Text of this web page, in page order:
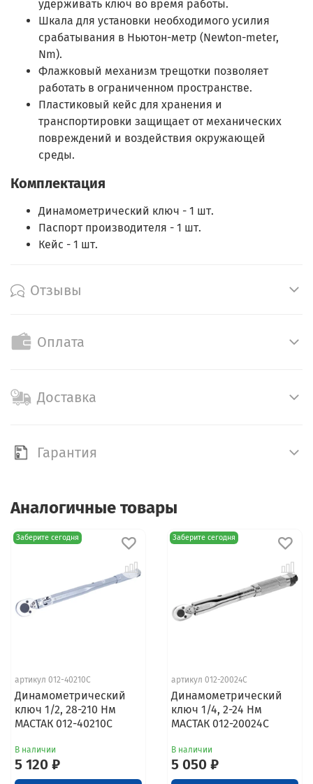
удерживать ключ во время работы.
Шкала для установки необходимого усилия
срабатывания в Ньютон-метр (Newton-meter,
Nm).
Флажковый механизм трещотки позволяет
работать в ограниченном пространстве.
Пластиковый кейс для хранения и
транспортировки защищает от механических
повреждений и воздействия окружающей
среды.
Комплектация
Динамометрический ключ - 1 шт.
Паспорт производителя - 1 шт.
Кейс - 1 шт.
Отзывы
Оплата
Доставка
Гарантия
Аналогичные товары
Заберите сегодня
артикул 012-40210C
Динамометрический
ключ 1/2, 28-210 Нм
МАСТАК 012-40210C
В наличии
5 120 ₽
Заберите сегодня
артикул 012-20024C
Динамометрический
ключ 1/4, 2-24 Нм
МАСТАК 012-20024C
В наличии
5 050 ₽